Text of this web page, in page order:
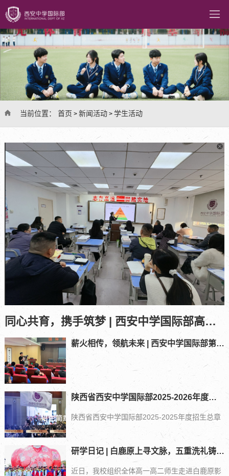
当前位置： 首页 > 新闻活动> 学生活动
同心共育，携手筑梦 | 西安中学国际部高一、高二年级期中家长会回顾
薪火相传，领航未来 | 西安中学国际部第十三届学生会竞选大会圆满落幕
陕西省西安中学国际部2025-2026年度招生总章
陕西省西安中学国际部2025-2025年度招生总章
研学日记 | 白鹿原上寻文脉，五重洗礼铸风骨
近日，我校组织全体高一高二师生走进白鹿原影